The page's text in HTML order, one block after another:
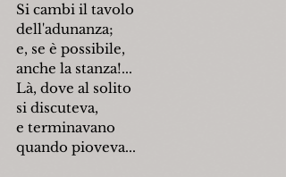
Si cambi il tavolo
dell'adunanza;
e, se è possibile,
anche la stanza!...
Là, dove al solito
si discuteva,
e terminavano
quando pioveva...